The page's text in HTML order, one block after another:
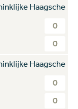
Haagsche
0
0
Haagsche
0
0